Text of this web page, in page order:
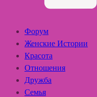
Форум
Женские Истории
Красота
Отношения
Дружба
Семья